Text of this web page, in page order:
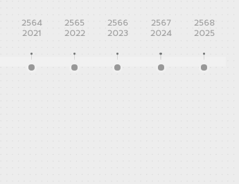
2564
2021
2565
2022
2566
2023
2567
2024
2568
2025